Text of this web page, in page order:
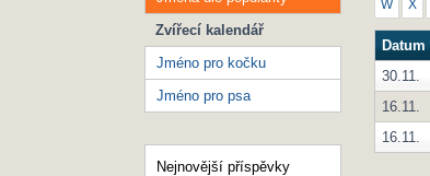
W X
Datum
30.11.
16.11.
16.11.
Zvířecí kalendář
Jméno pro kočku
Jméno pro psa
Nejnovější příspěvky